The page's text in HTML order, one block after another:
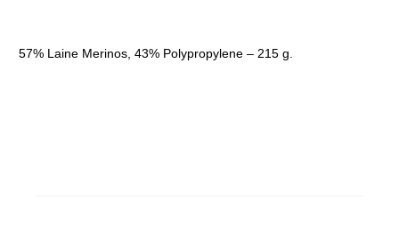
57% Laine Merinos, 43% Polypropylene – 215 g.